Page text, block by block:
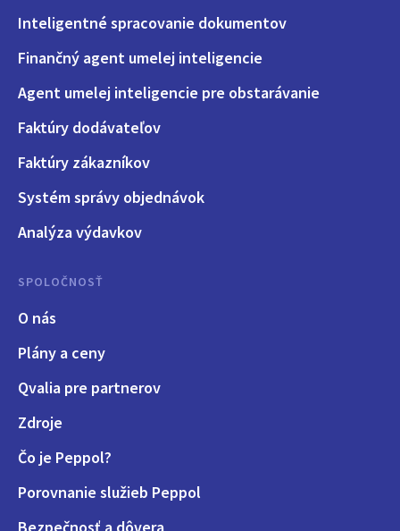
Inteligentné spracovanie dokumentov
Finančný agent umelej inteligencie
Agent umelej inteligencie pre obstarávanie
Faktúry dodávateľov
Faktúry zákazníkov
Systém správy objednávok
Analýza výdavkov
SPOLOČNOSŤ
O nás
Plány a ceny
Qvalia pre partnerov
Zdroje
Čo je Peppol?
Porovnanie služieb Peppol